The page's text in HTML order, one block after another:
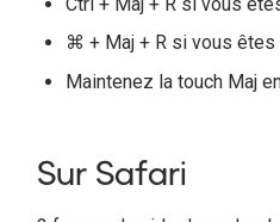
⌘ + Maj + R si vous êtes
Maintenez la touch Maj
Sur Safari